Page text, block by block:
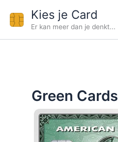
naar
inhoud
Kies je Card
Er kan meer dan je denkt...
Green Cards